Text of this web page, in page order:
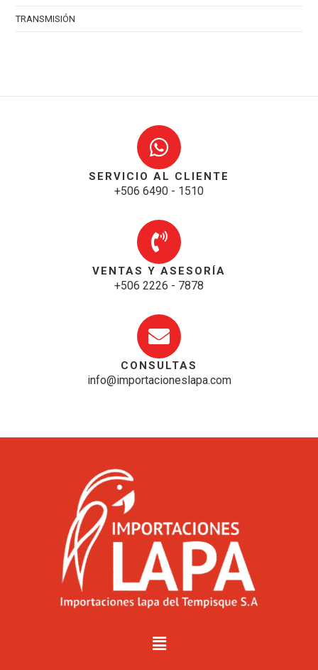
TRANSMISIÓN
SERVICIO AL CLIENTE
+506 6490 - 1510
VENTAS Y ASESORÍA
+506 2226 - 7878
CONSULTAS
info@importacioneslapa.com